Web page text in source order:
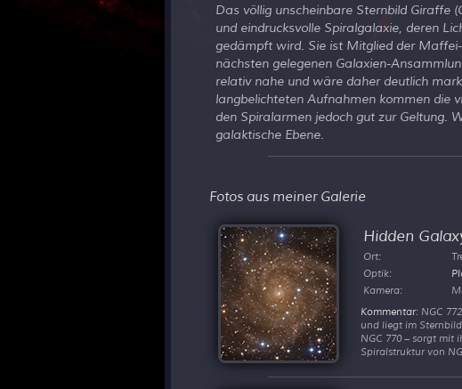
Das völlig unscheinbare Sternbild Giraffe
und eindrucksvolle Spiralgalaxie, deren
gedämpft wird. Sie ist Mitglied der
nächsten gelegenen Galaxien-
relativ nahe und wäre daher deutlich
langbelichteten Aufnahmen kommen die
den Spiralarmen jedoch gut zur Geltung.
galaktische Ebene.
Fotos aus meiner Galerie
Hidden
Ort:
Optik:
Kamera:
Kommentar: NGC
und liegt im
NGC 770 – sorgt mit
Spiralstruktur von